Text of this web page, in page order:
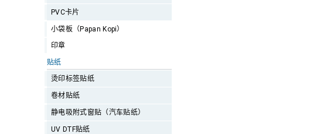
PVC卡片
小袋板（Papan Kopi）
印章
贴纸
烫印标签贴纸
卷材贴纸
静电吸附式窗贴（汽车贴纸）
UV DTF贴纸